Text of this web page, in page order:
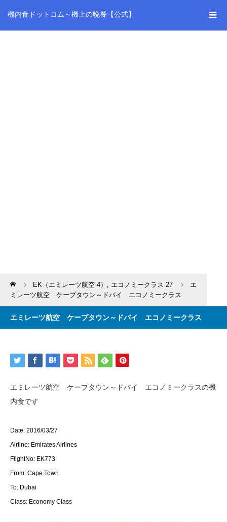
機内食ドットコム～機上の晩餐【公式】
Home EK（エミレーツ航空 4） , エコノミークラス 27
エ
ミレーツ航空 ケープタウン～ドバイ エコノミークラス
エミレーツ航空 ケープタウン～ドバイ エコノミークラス
エミレーツ航空 ケープタウン～ドバイ エコノミークラスの機
内食です
Date: 2016/03/27
Airline: Emirates Airlines
FlightNo: EK773
From: Cape Town
To: Dubai
Class: Economy Class